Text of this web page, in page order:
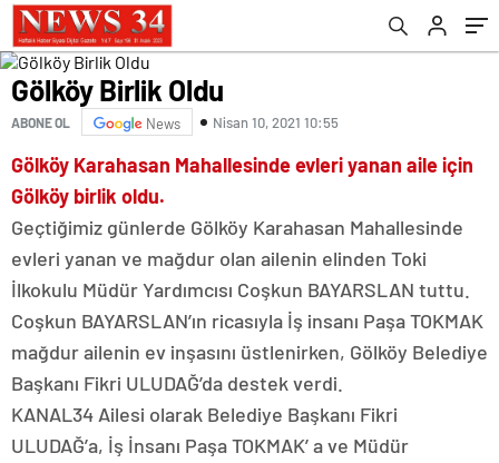
Gölköy Birlik Oldu
ABONE OL News Nisan 10, 2021 10:55
Gölköy Karahasan Mahallesinde evleri yanan aile için
Gölköy birlik oldu.
Geçtiğimiz günlerde Gölköy Karahasan Mahallesinde
evleri yanan ve mağdur olan ailenin elinden Toki
İlkokulu Müdür Yardımcısı Coşkun BAYARSLAN tuttu.
Coşkun BAYARSLAN’ın ricasıyla İş insanı Paşa TOKMAK
mağdur ailenin ev inşasını üstlenirken, Gölköy Belediye
Başkanı Fikri ULUDAĞ’da destek verdi.
KANAL34 Ailesi olarak Belediye Başkanı Fikri
ULUDAĞ’a, İş İnsanı Paşa TOKMAK’ a ve Müdür